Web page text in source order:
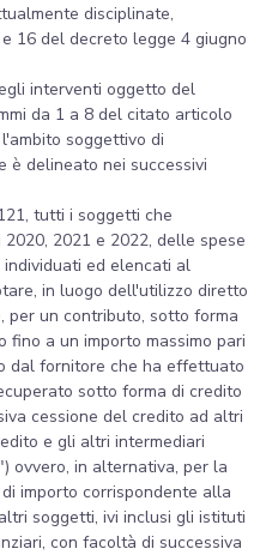
disciplinate,
16 del decreto legge 4 giugno
interventi oggetto del
da 1 a 8 del citato articolo
soggettivo di
è delineato nei successivi
tutti i soggetti che
2021 e 2022, delle spese
ed elencati al
in luogo dell'utilizzo diretto
per un contributo, sotto forma
a un importo massimo pari
dal fornitore che ha effettuato
sotto forma di credito
cessione del credito ad altri
e gli altri intermediari
ovvero, in alternativa, per la
importo corrispondente alla
soggetti, ivi inclusi gli istituti
con facoltà di successiva